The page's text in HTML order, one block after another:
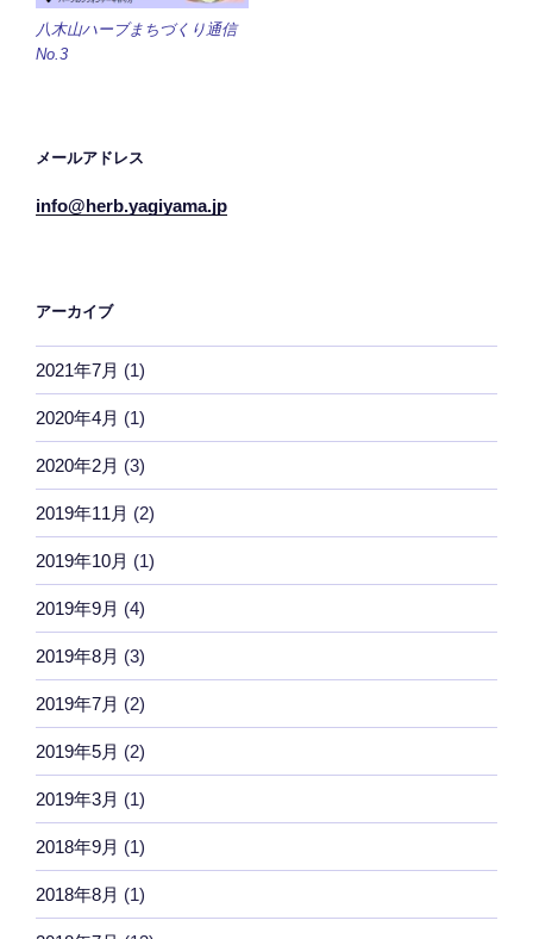
八木山ハーブまちづくり通信
No.3
メールアドレス
info@herb.yagiyama.jp
アーカイブ
2021年7月 (1)
2020年4月 (1)
2020年2月 (3)
2019年11月 (2)
2019年10月 (1)
2019年9月 (4)
2019年8月 (3)
2019年7月 (2)
2019年5月 (2)
2019年3月 (1)
2018年9月 (1)
2018年8月 (1)